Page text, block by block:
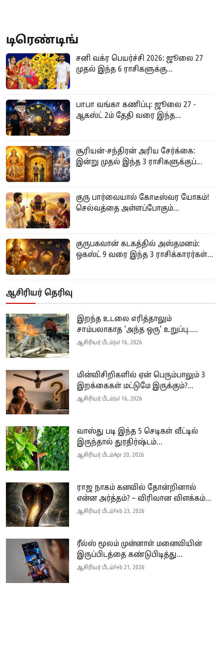
டிரெண்டிங்
சனி வக்ர பெயர்ச்சி 2026: ஜூலை 27
முதல் இந்த 6 ராசிகளுக்கு...
பாபா வங்கா கணிப்பு: ஜூலை 27 -
ஆகஸ்ட் 2ம் தேதி வரை இந்த...
சூரியன்-சந்திரன் அரிய சேர்க்கை:
இன்று முதல் இந்த 3 ராசிகளுக்குப்...
குரு பார்வையால் கோடீஸ்வர யோகம்!
செல்வத்தை அள்ளப்போகும்...
குருபகவான் கடகத்தில் அஸ்தமனம்:
ஒகஸ்ட் 9 வரை இந்த 3 ராசிக்காரர்கள்...
ஆசிரியர் தெரிவு
இறந்த உடலை எரித்தாலும்
சாம்பலாகாத 'அந்த ஒரு' உறுப்பு.....
ஆசிரியர் பீடம்Jul 16, 2026
மின்விசிறிகளில் ஏன் பெரும்பாலும் 3
இறக்கைகள் மட்டுமே இருக்கும்?...
ஆசிரியர் பீடம்Jul 16, 2026
வாஸ்து படி இந்த 5 செடிகள் வீட்டில்
இருந்தால் துரதிர்ஷ்டம்...
ஆசிரியர் பீடம்Apr 20, 2026
ராஜ நாகம் கனவில் தோன்றினால்
என்ன அர்த்தம்? – விரிவான விளக்கம்...
ஆசிரியர் பீடம்Feb 23, 2026
ரீல்ஸ் மூலம் முன்னாள் மனைவியின்
இருப்பிடத்தை கண்டுபிடித்து...
ஆசிரியர் பீடம்Feb 21, 2026